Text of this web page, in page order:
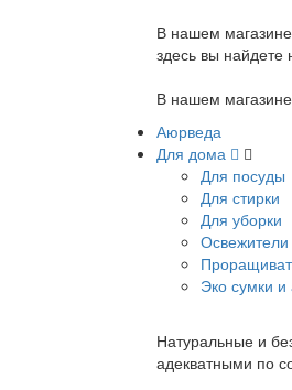
В нашем
здесь вы найдете
В нашем
Аюрведа
Для дома
Для посуды
Для стирки
Для уборки
Освежители
Эко сумки и
Натуральные и
адекватными по